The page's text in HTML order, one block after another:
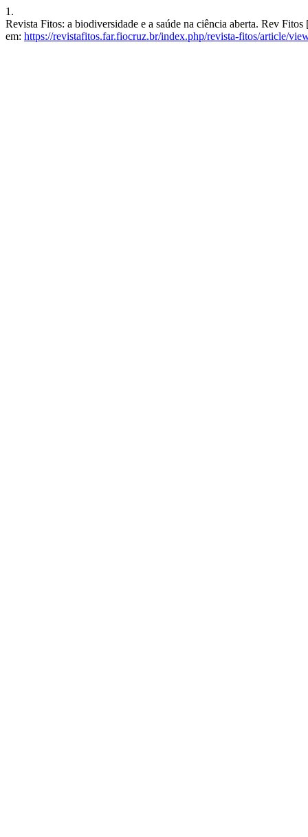
1.
Revista Fitos: a biodiversidade e a saúde na ciência aberta. Rev
em: https://revistafitos.far.fiocruz.br/index.php/revista-fitos/article/